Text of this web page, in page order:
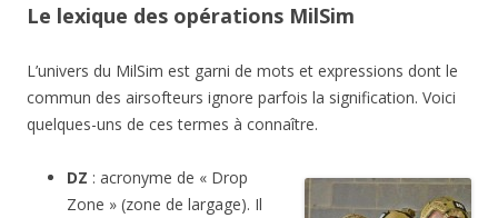
Le lexique des opérations MilSim
L’univers du MilSim est garni de mots et expressions dont le
commun des airsofteurs ignore parfois la signification. Voici
quelques-uns de ces termes à connaître.
DZ : acronyme de « Drop
Zone » (zone de largage). Il